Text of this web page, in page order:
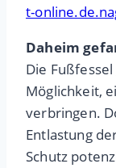
t-
Daheim
Die
Möglichkeit,
verbringen.
Entlastung
Schutz